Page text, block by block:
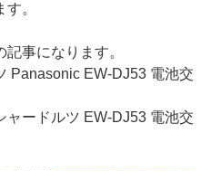
。
事になります。
Panasonic EW-DJ53 電池交
ャードルツ EW-DJ53 電池交